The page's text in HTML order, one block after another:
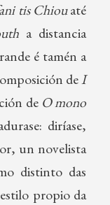
tis Chiouaté
a distancia
é tamén a
deI
de O mono
diríase,
un novelista
distinto das
propio da